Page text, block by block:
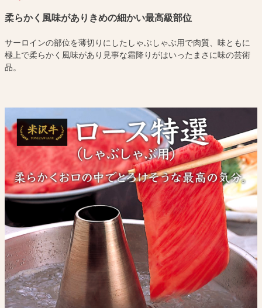
柔らかく風味がありきめの細かい最高級部位
サーロインの部位を薄切りにしたしゃぶしゃぶ用で肉質、味ともに
極上で柔らかく風味があり見事な霜降りがはいったまさに味の芸術
品。